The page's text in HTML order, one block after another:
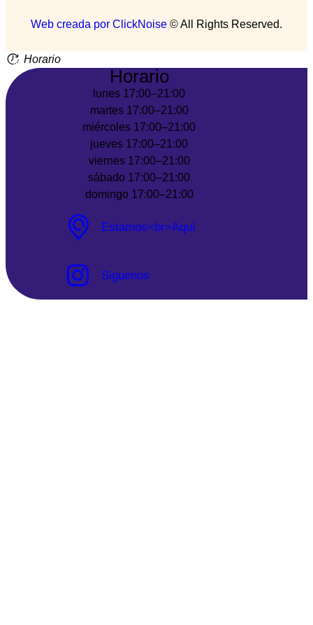
Web creada por ClickNoise © All Rights Reserved.
Horario
Horario
lunes 17:00–21:00
martes 17:00–21:00
miércoles 17:00–21:00
jueves 17:00–21:00
viernes 17:00–21:00
sábado 17:00–21:00
domingo 17:00–21:00
Estamos<br>Aquí
Siguenos